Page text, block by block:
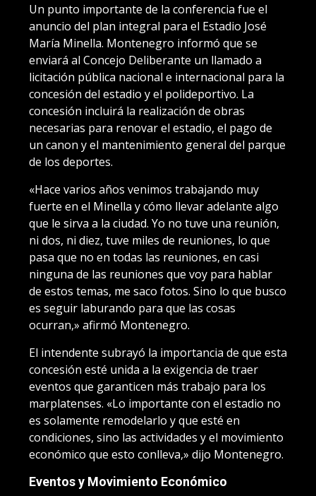
Un punto importante de la conferencia fue el
anuncio del plan integral para el Estadio José
María Minella. Montenegro informó que se
enviará al Concejo Deliberante un llamado a
licitación pública nacional e internacional para la
concesión del estadio y el polideportivo. La
concesión incluirá la realización de obras
necesarias para renovar el estadio, el pago de
un canon y el mantenimiento general del parque
de los deportes.
«Hace varios años venimos trabajando muy
fuerte en el Minella y cómo llevar adelante algo
que le sirva a la ciudad. Yo no tuve una reunión,
ni dos, ni diez, tuve miles de reuniones, lo que
pasa que no en todas las reuniones, en casi
ninguna de las reuniones que voy para hablar
de estos temas, me saco fotos. Sino lo que busco
es seguir laburando para que las cosas
ocurran,» afirmó Montenegro.
El intendente subrayó la importancia de que esta
concesión esté unida a la exigencia de traer
eventos que garanticen más trabajo para los
marplatenses. «Lo importante con el estadio no
es solamente remodelarlo y que esté en
condiciones, sino las actividades y el movimiento
económico que esto conlleva,» dijo Montenegro.
Eventos y Movimiento Económico